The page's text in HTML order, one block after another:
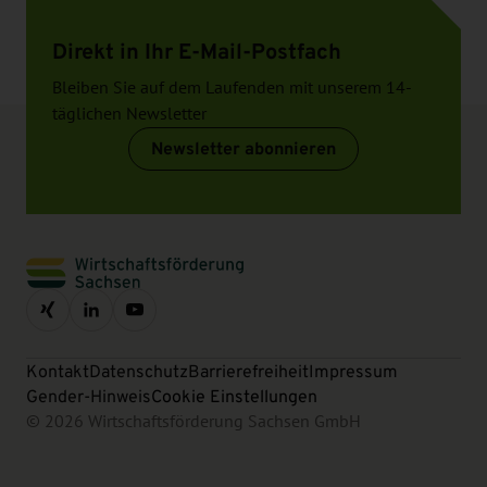
Direkt in Ihr E-Mail-Postfach
Bleiben Sie auf dem Laufenden mit unserem 14-
täglichen Newsletter
Newsletter abonnieren
KontaktDatenschutzBarrierefreiheitImpressum
Gender-HinweisCookie Einstellungen
© 2026 Wirtschaftsförderung Sachsen GmbH